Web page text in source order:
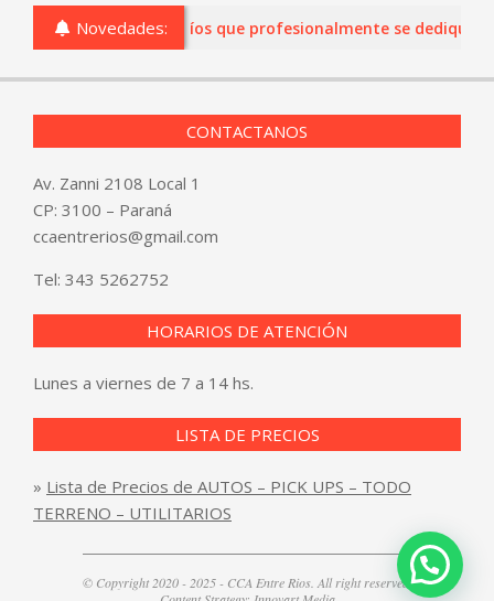
Novedades:
de Entre Ríos que profesionalmente se dediquen a
CONTACTANOS
Av. Zanni 2108 Local 1
CP: 3100 – Paraná
ccaentrerios@gmail.com
Tel: 343 5262752
HORARIOS DE ATENCIÓN
Lunes a viernes de 7 a 14 hs.
LISTA DE PRECIOS
» Lista de Precios de AUTOS – PICK UPS – TODO
TERRENO – UTILITARIOS
© Copyright 2020 - 2025 - CCA Entre Rios. All right reserved.